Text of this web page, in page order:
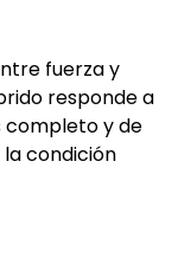
fuerza y
responde a
completo y de
condición